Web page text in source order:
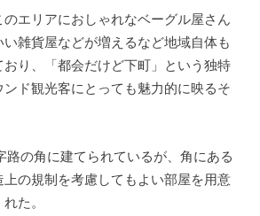
のエリアにおしゃれなベーグル屋さん
雑貨屋などが増えるなど地域自体も
り、「都会だけど下町」という独特
ド観光客にとっても魅力的に映るそ
の角に建てられているが、角にある
の規制を考慮してもよい部屋を用意
た。